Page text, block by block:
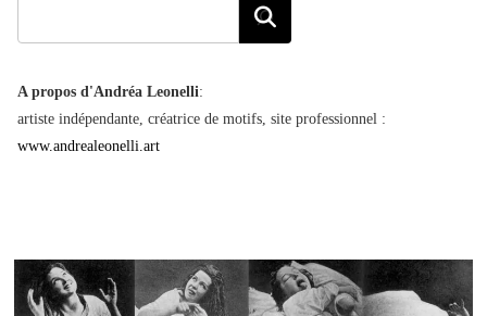
A propos d'Andréa Leonelli:
artiste indépendante, créatrice de motifs, site professionnel :
www.andrealeonelli.art